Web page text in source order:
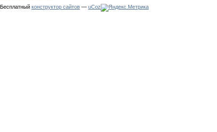
Бесплатный конструктор сайтов — uCoz